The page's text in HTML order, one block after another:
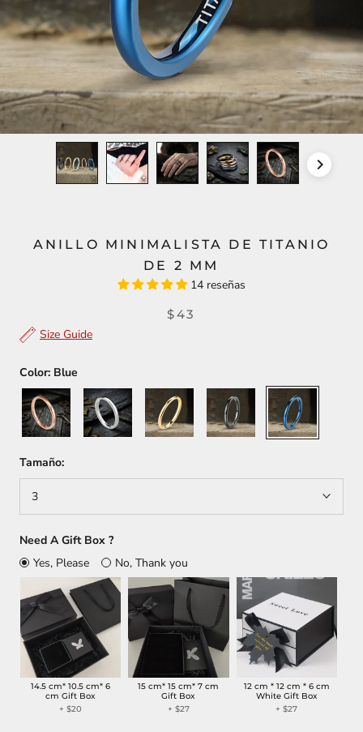
ANILLO MINIMALISTA DE TITANIO
DE 2 MM
14 reseñas
$43
Size Guide
Color: Blue
Rose
Gold
Silver Gold Black Blue
Tamaño:
3
Need A Gift Box ?
Yes, Please
No, Thank you
14.5 cm* 10.5 cm* 6
cm Gift Box
+ $20
15 cm* 15 cm* 7 cm
Gift Box
+ $27
12 cm * 12 cm * 6 cm
White Gift Box
+ $27